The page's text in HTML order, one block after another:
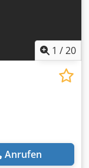
1 /20
Anrufen